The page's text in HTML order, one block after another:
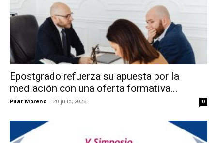
Epostgrado refuerza su apuesta por la
mediación con una oferta formativa...
Pilar Moreno - 20 julio, 2026 0